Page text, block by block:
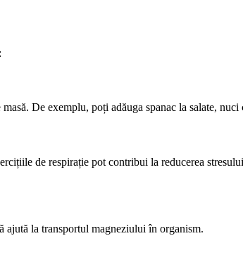
De exemplu, poți adăuga spanac la salate,
de respirație pot contribui la reducerea
ajută la transportul magneziului în organism.